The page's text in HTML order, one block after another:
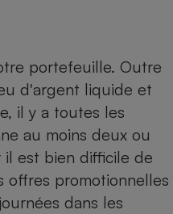
portefeuille. Outre
d'argent liquide et
il y a toutes les
au moins deux ou
est bien difficile de
offres promotionnelles
dans les
Supermarché - Drive
Mutuelle
Comparateur auto
Comparatif aspirateur
Comparatif aspirateur
Comparatif cafetière
Comparatif robot cuiseur
Comparatif centrale
Comparatif ultrabook
Comparatif tablette
Image et son
Informatique
Aménagement
Bricolage - Jardinage
Chauffage
Produit d'entretien
Sécurité domestique
Maladie - Médecine -
Système de santé -
Retraite
le débit de votre